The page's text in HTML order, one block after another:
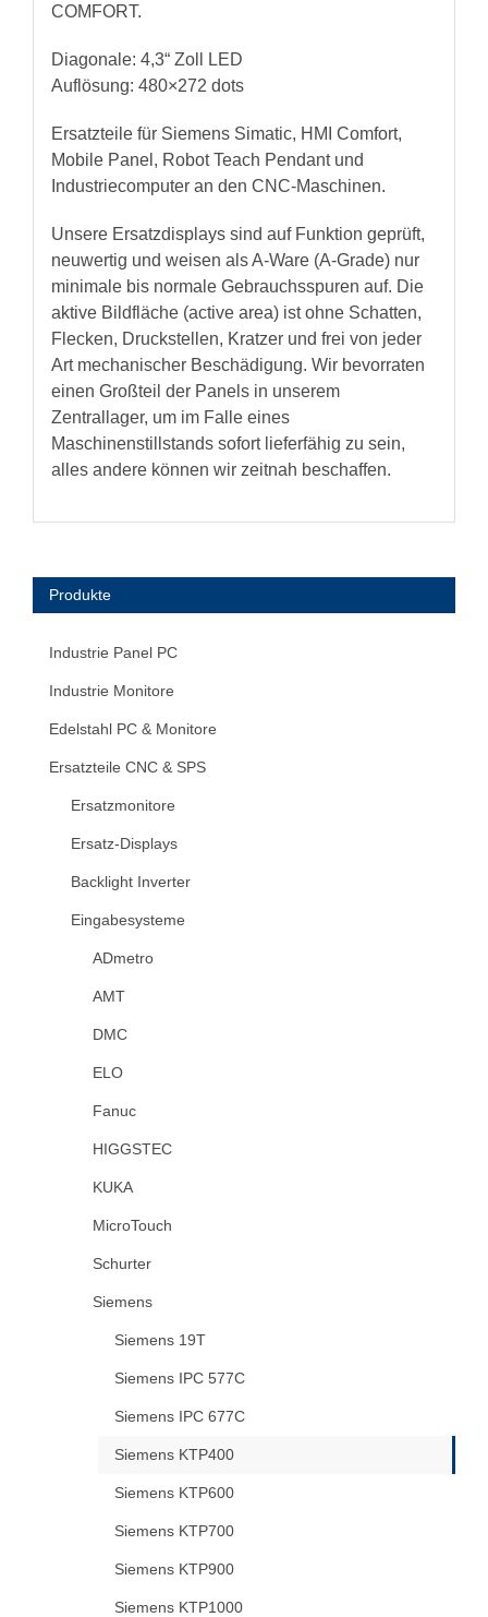
COMFORT.
Diagonale: 4,3“ Zoll LED
Auflösung: 480×272 dots
Ersatzteile für Siemens Simatic, HMI Comfort,
Mobile Panel, Robot Teach Pendant und
Industriecomputer an den CNC-Maschinen.
Unsere Ersatzdisplays sind auf Funktion geprüft,
neuwertig und weisen als A-Ware (A-Grade) nur
minimale bis normale Gebrauchsspuren auf. Die
aktive Bildfläche (active area) ist ohne Schatten,
Flecken, Druckstellen, Kratzer und frei von jeder
Art mechanischer Beschädigung. Wir bevorraten
einen Großteil der Panels in unserem
Zentrallager, um im Falle eines
Maschinenstillstands sofort lieferfähig zu sein,
alles andere können wir zeitnah beschaffen.
Produkte
Industrie Panel PC
Industrie Monitore
Edelstahl PC & Monitore
Ersatzteile CNC & SPS
Ersatzmonitore
Ersatz-Displays
Backlight Inverter
Eingabesysteme
ADmetro
AMT
DMC
ELO
Fanuc
HIGGSTEC
KUKA
MicroTouch
Schurter
Siemens
Siemens 19T
Siemens IPC 577C
Siemens IPC 677C
Siemens KTP400
Siemens KTP600
Siemens KTP700
Siemens KTP900
Siemens KTP1000